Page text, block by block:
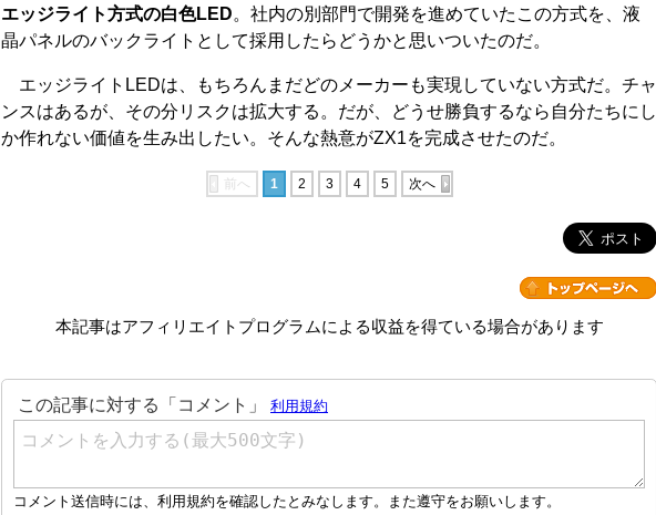
エッジライト方式の白色LED。社内の別部門で開発を進めていたこの方式を、液
晶パネルのバックライトとして採用したらどうかと思いついたのだ。
エッジライトLEDは、もちろんまだどのメーカーも実現していない方式だ。チャ
ンスはあるが、その分リスクは拡大する。だが、どうせ勝負するなら自分たちにし
か作れない価値を生み出したい。そんな熱意がZX1を完成させたのだ。
前へ 1 2 3 4 5 次へ
本記事はアフィリエイトプログラムによる収益を得ている場合があります